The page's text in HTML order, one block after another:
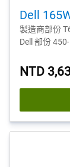
Dell
製造商部份
Dell 部份
NTD